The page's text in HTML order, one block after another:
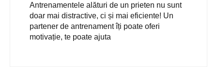
Antrenamentele alături de un prieten nu sunt
doar mai distractive, ci și mai eficiente! Un
partener de antrenament îți poate oferi
motivație, te poate ajuta